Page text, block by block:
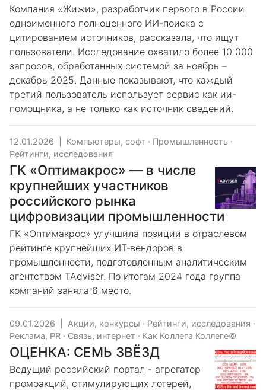
Компания «Жижи», разработчик первого в России
одноименного полноценного ИИ-поиска с
цитированием источников, рассказала, что ищут
пользователи. Исследование охватило более 10 000
запросов, обработанных системой за ноябрь –
декабрь 2025. Данные показывают, что каждый
третий пользователь использует сервис как ии-
помощника, а не только как источник сведений.
12.01.2026 Компьютеры, софт · Промышленность ·
Рейтинги, исследования
ГК «Оптимакрос» — в числе
крупнейших участников
российского рынка
цифровизации промышленности
ГК «Оптимакрос» улучшила позиции в отраслевом
рейтинге крупнейших ИТ‑вендоров в
промышленности, подготовленным аналитическим
агентством TAdviser. По итогам 2024 года группа
компаний заняла 6 место.
09.01.2026 Акции, конкурсы · Рейтинги, исследования ·
Реклама, PR · Связь, интернет · Как Коллега Коллеге©
ОЦЕНКА: СЕМЬ ЗВЁЗД
Ведущий российский портал - агрегатор
промоакций, стимулирующих лотерей,